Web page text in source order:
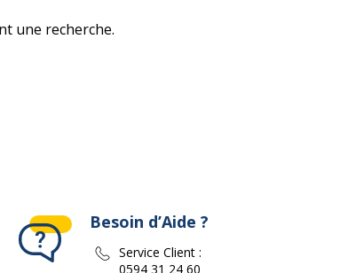
une recherche.
Besoin d’Aide ?
Service Client :
0594 31 24 60